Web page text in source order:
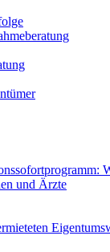
und Ärzte